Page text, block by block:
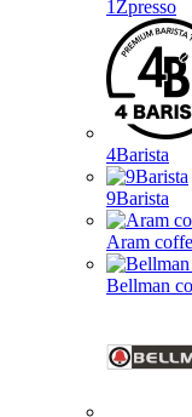
1Zpresso
4Barista
9Barista
Aram
Bellman